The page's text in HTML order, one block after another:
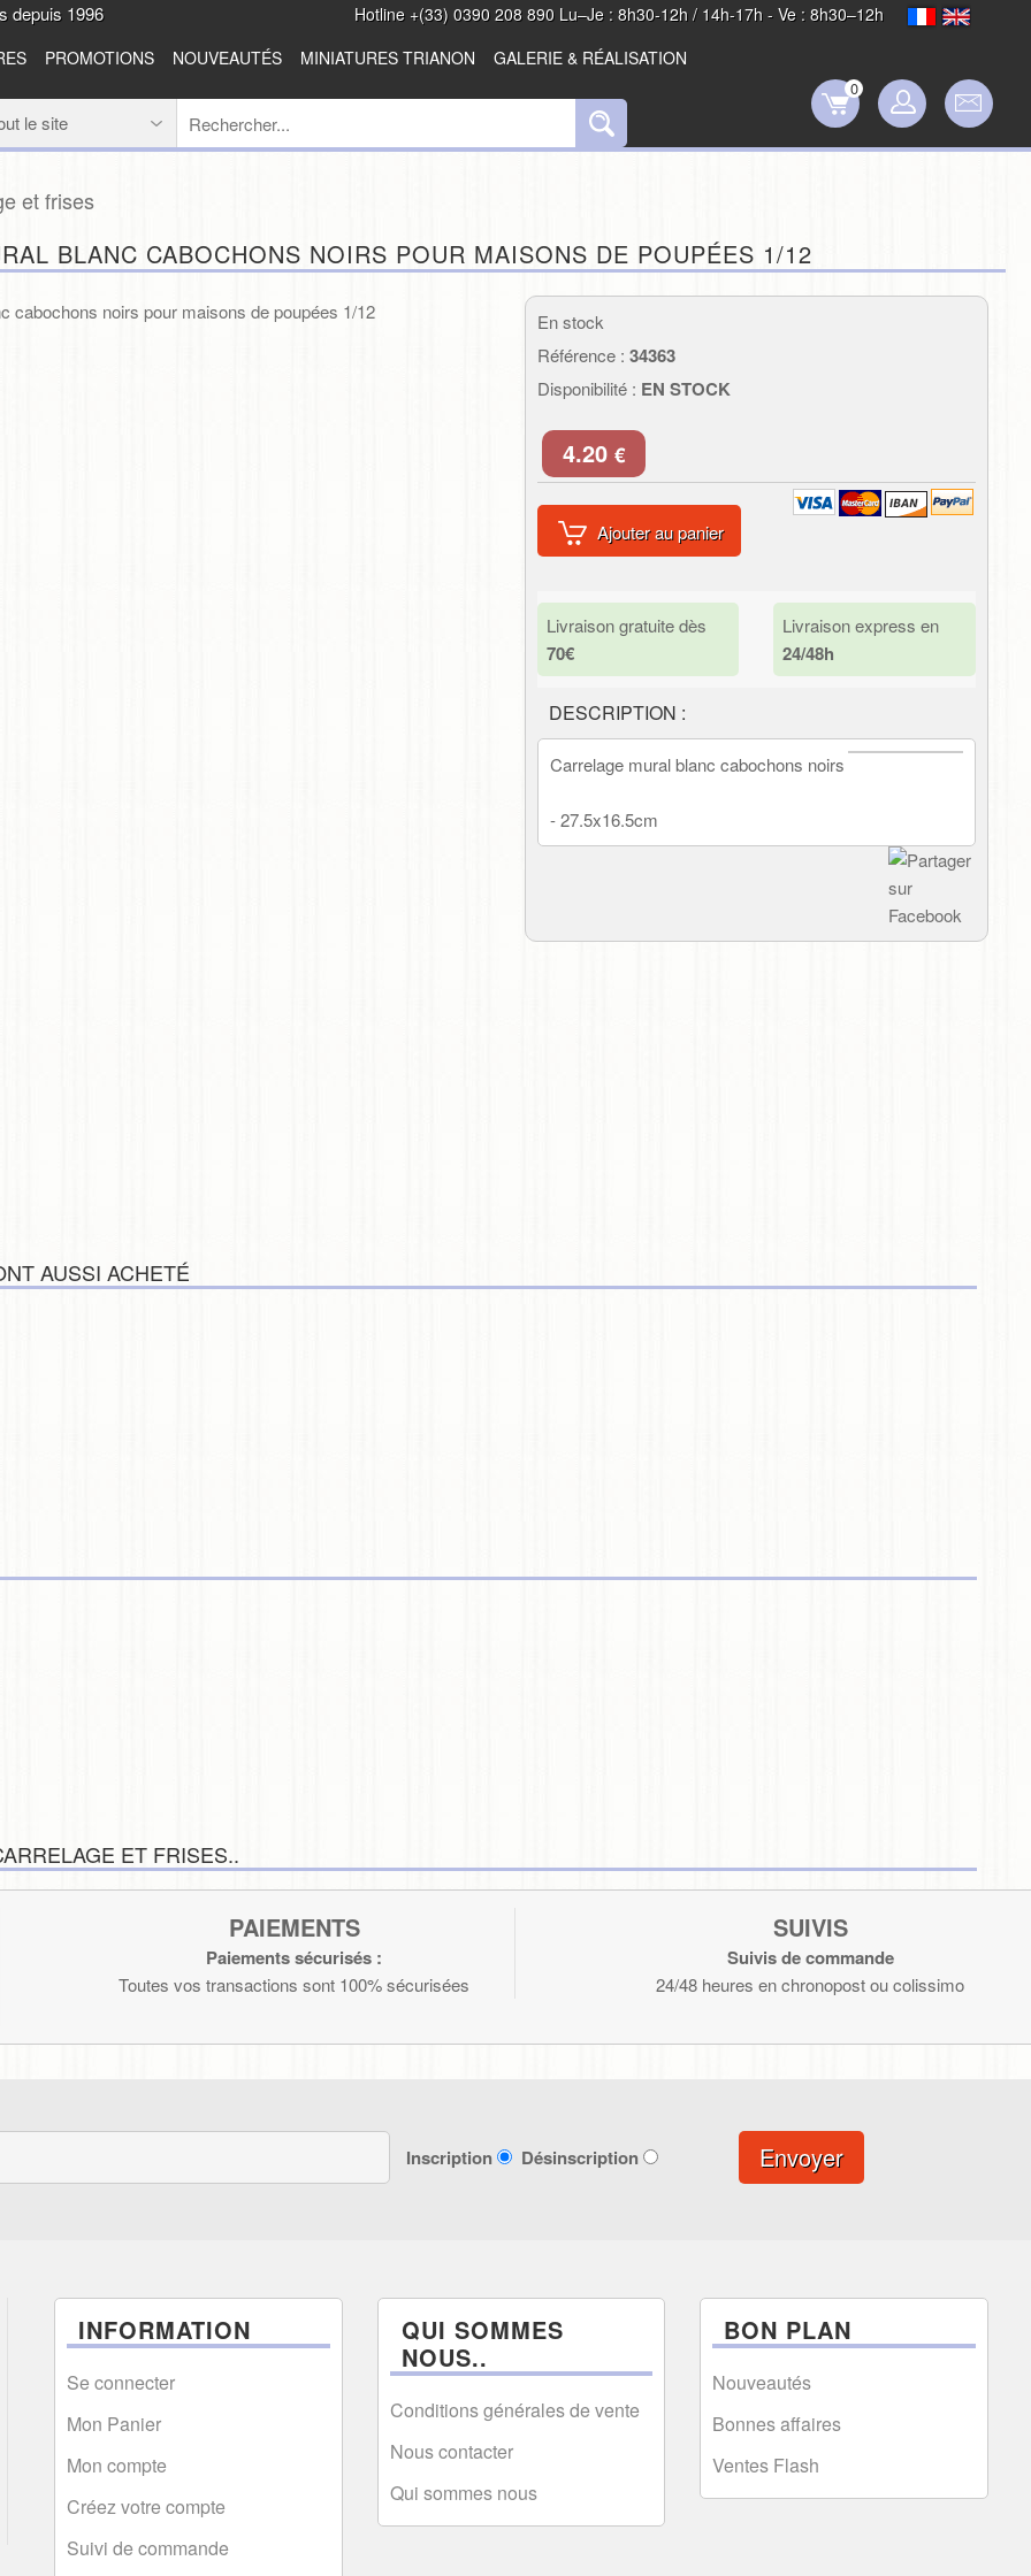
depuis 1996
Hotline +(33) 0390 208 890 Lu–Je : 8h30-12h / 14h-17h - Ve : 8h30–12h
PROMOTIONS NOUVEAUTÉS MINIATURES TRIANON GALERIE & RÉALISATION
0
et frises
BLANC CABOCHONS NOIRS POUR MAISONS DE POUPÉES 1/12
En stock
Référence : 34363
Disponibilité : EN STOCK
4.20 €
Ajouter au panier
Livraison gratuite dès
70€
Livraison express en
24/48h
DESCRIPTION :
Carrelage mural blanc cabochons noirs
- 27.5x16.5cm
AUSSI ACHETÉ
ET FRISES..
PAIEMENTS
Paiements sécurisés :
Toutes vos transactions sont 100% sécurisées
SUIVIS
Suivis de commande
24/48 heures en chronopost ou colissimo
Inscription Désinscription Envoyer
INFORMATION
Se connecter
Mon Panier
Mon compte
Créez votre compte
Suivi de commande
QUI SOMMES
NOUS..
Conditions générales de vente
Nous contacter
Qui sommes nous
BON PLAN
Nouveautés
Bonnes affaires
Ventes Flash